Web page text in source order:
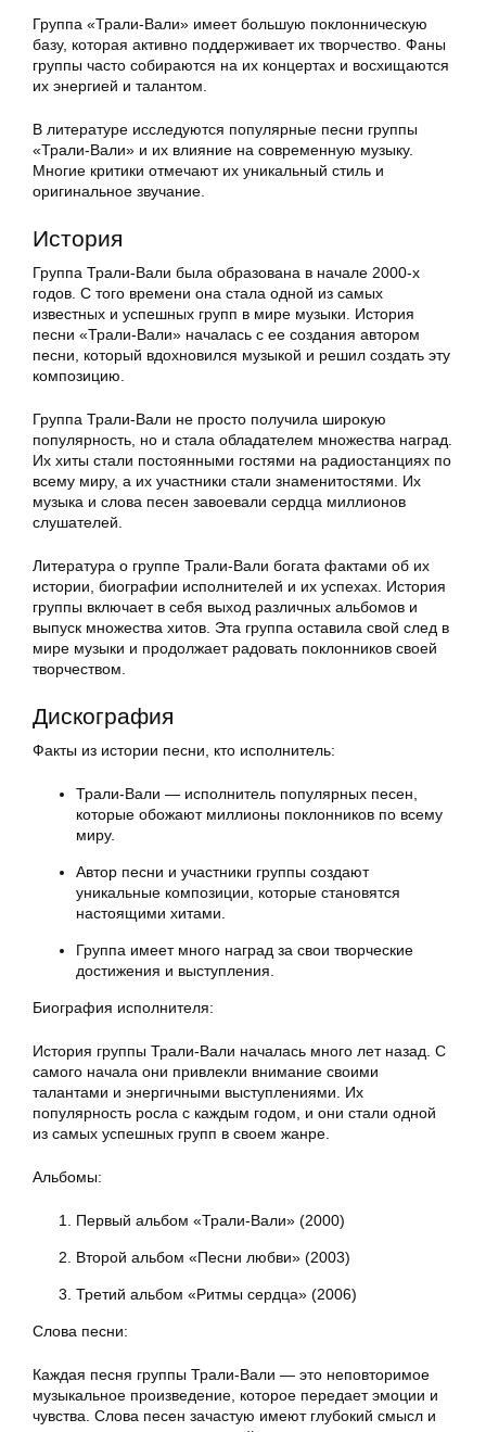
Группа «Трали-Вали» имеет большую поклонническую
базу, которая активно поддерживает их творчество. Фаны
группы часто собираются на их концертах и восхищаются
их энергией и талантом.
В литературе исследуются популярные песни группы
«Трали-Вали» и их влияние на современную музыку.
Многие критики отмечают их уникальный стиль и
оригинальное звучание.
История
Группа Трали-Вали была образована в начале 2000-х
годов. С того времени она стала одной из самых
известных и успешных групп в мире музыки. История
песни «Трали-Вали» началась с ее создания автором
песни, который вдохновился музыкой и решил создать эту
композицию.
Группа Трали-Вали не просто получила широкую
популярность, но и стала обладателем множества наград.
Их хиты стали постоянными гостями на радиостанциях по
всему миру, а их участники стали знаменитостями. Их
музыка и слова песен завоевали сердца миллионов
слушателей.
Литература о группе Трали-Вали богата фактами об их
истории, биографии исполнителей и их успехах. История
группы включает в себя выход различных альбомов и
выпуск множества хитов. Эта группа оставила свой след в
мире музыки и продолжает радовать поклонников своей
творчеством.
Дискография
Факты из истории песни, кто исполнитель:
Трали-Вали — исполнитель популярных песен,
которые обожают миллионы поклонников по всему
миру.
Автор песни и участники группы создают
уникальные композиции, которые становятся
настоящими хитами.
Группа имеет много наград за свои творческие
достижения и выступления.
Биография исполнителя:
История группы Трали-Вали началась много лет назад. С
самого начала они привлекли внимание своими
талантами и энергичными выступлениями. Их
популярность росла с каждым годом, и они стали одной
из самых успешных групп в своем жанре.
Альбомы:
Первый альбом «Трали-Вали» (2000)
Второй альбом «Песни любви» (2003)
Третий альбом «Ритмы сердца» (2006)
Слова песни:
Каждая песня группы Трали-Вали — это неповторимое
музыкальное произведение, которое передает эмоции и
чувства. Слова песен зачастую имеют глубокий смысл и